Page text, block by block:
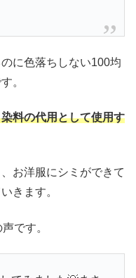
に色落ちしない100均
。
料の代用として使用す
お洋服にシミができて
きます。
です。